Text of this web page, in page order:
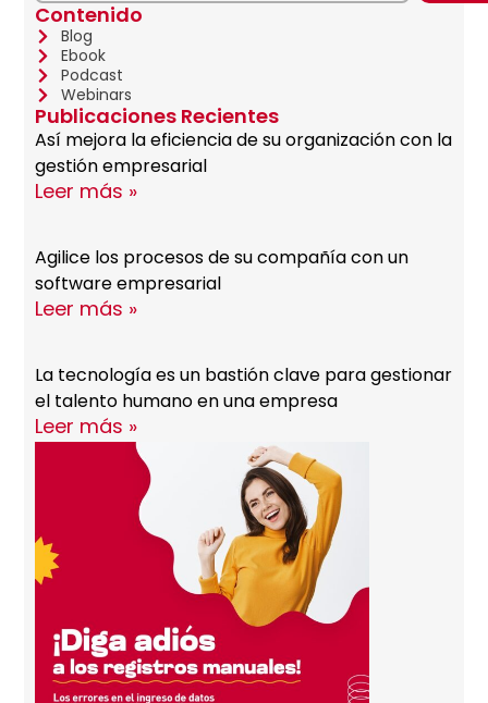
Contenido
Blog
Ebook
Podcast
Webinars
Publicaciones Recientes
Así mejora la eficiencia de su organización con la
gestión empresarial
Leer más »
Agilice los procesos de su compañía con un
software empresarial
Leer más »
La tecnología es un bastión clave para gestionar
el talento humano en una empresa
Leer más »